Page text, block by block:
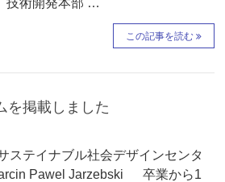
技術開発本部 …
この記事を読む
を掲載しました
テイナブル社会デザインセンタ
Pawel Jarzebski 卒業から1